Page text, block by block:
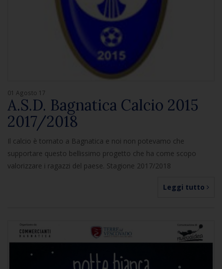
01 Agosto 17
A.S.D. Bagnatica Calcio 2015
2017/2018
Il calcio è tornato a Bagnatica e noi non potevamo che
supportare questo bellissimo progetto che ha come scopo
valorizzare i ragazzi del paese. Stagione 2017/2018
Leggi tutto